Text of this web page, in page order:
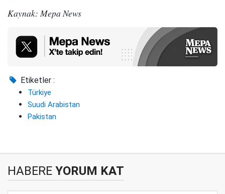
Kaynak: Mepa News
Etiketler :
Türkiye
Suudi Arabistan
Pakistan
HABERE YORUM KAT